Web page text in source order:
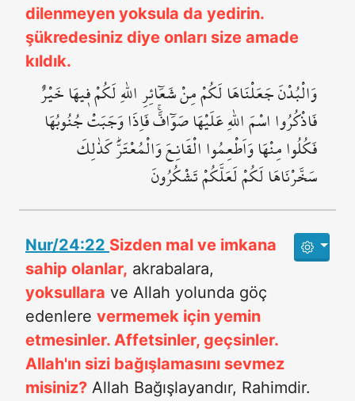
dilenmeyen yoksula da yedirin.
şükredesiniz diye onları size amade
kıldık.
وَالْبُدْنَ جَعَلْنَاهَا لَكُمْ مِنْ شَعَٓائِرِ اللّٰهِ لَكُمْ ف۪يهَا خَيْرٌۗ
فَاذْكُرُوا اسْمَ اللّٰهِ عَلَيْهَا صَوَٓافَّۚ فَاِذَا وَجَبَتْ جُنُوبُهَا
فَكُلُوا مِنْهَا وَاَطْعِمُوا الْقَانِـعَ وَالْمُعْتَرَّۜ كَذٰلِكَ
سَخَّرْنَاهَا لَكُمْ لَعَلَّكُمْ تَشْكُرُونَ
Nur/24:22 Sizden mal ve imkana
sahip olanlar, akrabalara,
yoksullara ve Allah yolunda göç
edenlere vermemek için yemin
etmesinler. Affetsinler, geçsinler.
Allah'ın sizi bağışlamasını sevmez
misiniz? Allah Bağışlayandır, Rahimdir.